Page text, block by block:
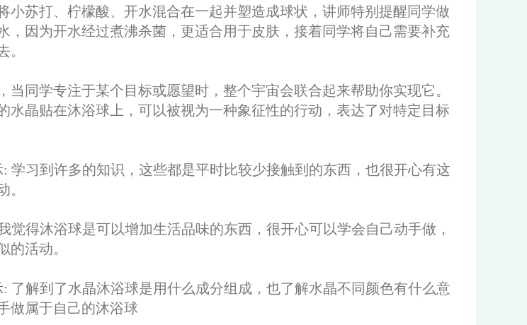
小苏打、柠檬酸、开水混合在一起并塑造成球状，讲师特别提醒同学做
，因为开水经过煮沸杀菌，更适合用于皮肤，接着同学将自己需要补充
。
当同学专注于某个目标或愿望时，整个宇宙会联合起来帮助你实现它。
水晶贴在沐浴球上，可以被视为一种象征性的行动，表达了对特定目标
学习到许多的知识，这些都是平时比较少接触到的东西，也很开心有这
。
觉得沐浴球是可以增加生活品味的东西，很开心可以学会自己动手做，
的活动。
了解到了水晶沐浴球是用什么成分组成，也了解水晶不同颜色有什么意
做属于自己的沐浴球